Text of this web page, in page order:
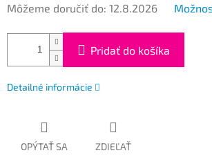
Môžeme doručiť do: 12.8.2026
Pridať do košíka
Detailné informácie
OPÝTAŤ SA ZDIEĽAŤ